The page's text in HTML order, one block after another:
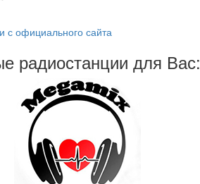
с официального сайта
радиостанции для Вас: